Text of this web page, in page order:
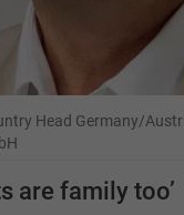
Head Germany/
are family too’